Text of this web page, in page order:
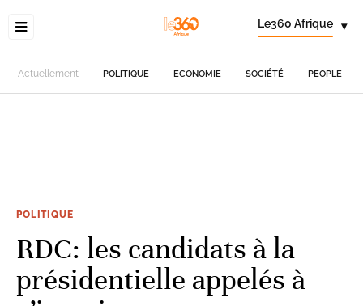
Le360 Afrique ▾
Actuellement POLITIQUE ECONOMIE SOCIÉTÉ PEOPLE
POLITIQUE
RDC: les candidats à la
présidentielle appelés à